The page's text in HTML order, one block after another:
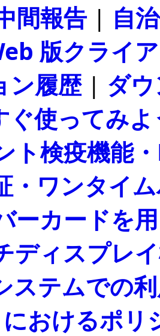
間報告| 自
版クライ
ン履歴| ダ
ぐ使ってみ
ト検疫機能
・ワンタイ
ーカードを
ディスプレ
ステムでの
おけるポリ